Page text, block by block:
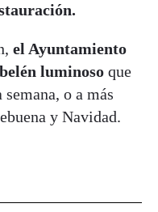
el Ayuntamiento
luminoso que
o a más
y Navidad.